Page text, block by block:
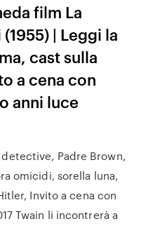
film La
| Leggi la
cast sulla
a cena con
anni luce
Padre Brown,
omicidi, sorella luna,
Invito a cena con
Twain li incontrerà a